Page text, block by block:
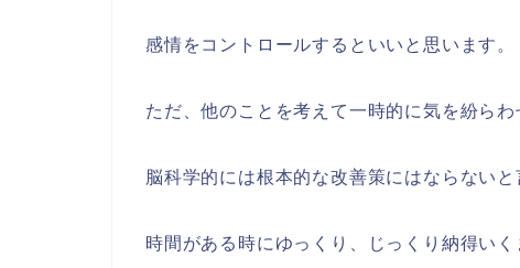
感情をコントロールするといいと思います。
ただ、他のことを考えて一時的に気を紛らわ
脳科学的には根本的な改善策にはならないと
時間がある時にゆっくり、じっくり納得い